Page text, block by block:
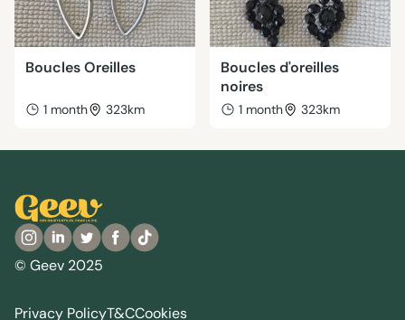
Boucles Oreilles
1 month 323km
Boucles d'oreilles
noires
1 month 323km
© Geev 2025
Privacy PolicyT&CCookies